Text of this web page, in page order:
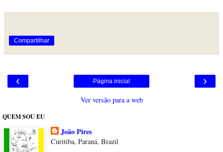
Compartilhar
‹ ›
Página inicial
Ver versão para a web
QUEM SOU EU
João Pires
Curitiba, Paraná, Brazil